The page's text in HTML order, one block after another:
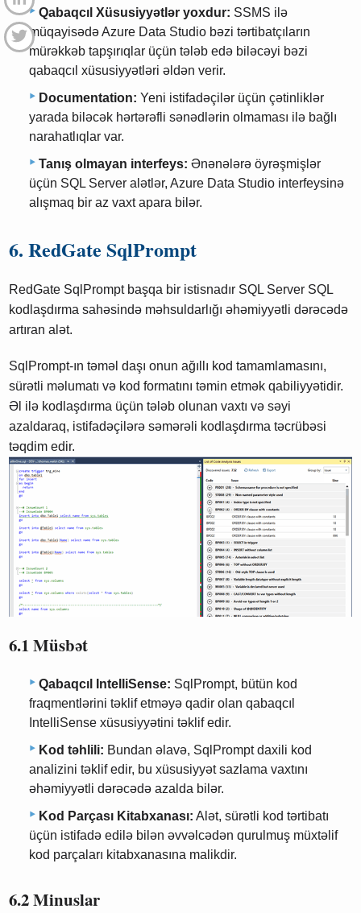
Qabaqcıl Xüsusiyyətlər yoxdur: SSMS ilə
müqayisədə Azure Data Studio bəzi tərtibatçıların
mürəkkəb tapşırıqlar üçün tələb edə biləcəyi bəzi
qabaqcıl xüsusiyyətləri əldən verir.
Documentation: Yeni istifadəçilər üçün çətinliklər
yarada biləcək hərtərəfli sənədlərin olmaması ilə bağlı
narahatlıqlar var.
Tanış olmayan interfeys: Ənənələrə öyrəşmişlər
üçün SQL Server alətlər, Azure Data Studio interfeysinə
alışmaq bir az vaxt apara bilər.
6. RedGate SqlPrompt
RedGate SqlPrompt başqa bir istisnadır SQL Server SQL
kodlaşdırma sahəsində məhsuldarlığı əhəmiyyətli dərəcədə
artıran alət.
SqlPrompt-ın təməl daşı onun ağıllı kod tamamlamasını,
sürətli məlumatı və kod formatını təmin etmək qabiliyyətidir.
Əl ilə kodlaşdırma üçün tələb olunan vaxtı və səyi
azaldaraq, istifadəçilərə səmərəli kodlaşdırma təcrübəsi
təqdim edir.
6.1 Müsbət
Qabaqcıl IntelliSense: SqlPrompt, bütün kod
fraqmentlərini təklif etməyə qadir olan qabaqcıl
IntelliSense xüsusiyyətini təklif edir.
Kod təhlili: Bundan əlavə, SqlPrompt daxili kod
analizini təklif edir, bu xüsusiyyət sazlama vaxtını
əhəmiyyətli dərəcədə azalda bilər.
Kod Parçası Kitabxanası: Alət, sürətli kod tərtibatı
üçün istifadə edilə bilən əvvəlcədən qurulmuş müxtəlif
kod parçaları kitabxanasına malikdir.
6.2 Minuslar